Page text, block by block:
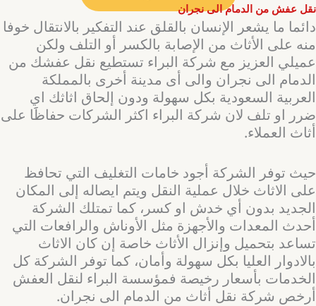
نقل عفش من الدمام الى نجران
دائما ما يشعر الإنسان بالقلق عند التفكير بالانتقال خوفا
منه على الأثاث من الإصابة بالكسر أو التلف ولكن
عميلي العزيز مع شركة البراء تستطيع نقل عفشك من
الدمام الى نجران والى أى مدينة أخرى بالمملكة
العربية السعودية بكل سهولة ودون إلحاق اثاثك اي
ضرر او تلف لان شركة البراء اكثر الشركات حفاظََا على
أثاث العملاء.
حيث توفر الشركة أجود خامات التغليف التي تحافظ
على الاثاث خلال عملية النقل ويتم ايصاله إلى المكان
الجديد بدون أي خدش او كسر، كما تمتلك الشركة
أحدث المعدات والأجهزة مثل الأوناش والرافعات التي
تساعد بتحميل وإنزال الأثاث خاصة إن كان الاثاث
بالادوار العليا بكل سهولة وأمان، كما توفر الشركة كل
الخدمات بأسعار رخيصة فمؤسسة البراء لنقل العفش
أرخص شركة نقل أثاث من الدمام الى نجران.